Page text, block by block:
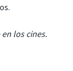
los cines.